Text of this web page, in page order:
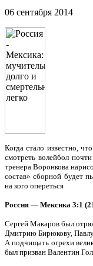
06 сентября 2014
Когда стало известно,
смотреть волейбол
тренера Воронкова
состав» сборной будет
на кого опереться
Россия — Мексика 3:1
Сергей Макаров был
Дмитрию Бирюкову,
А подчищать огрехи
был призван Валентин